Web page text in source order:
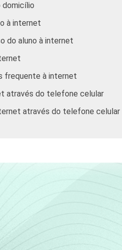
domicílio
à internet
do aluno à internet
frequente à internet
através do telefone celular
através do telefone celular